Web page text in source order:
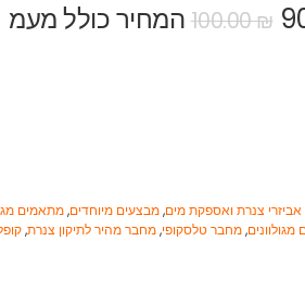
100.00₪ המחיר כולל מעמ
אביזרי צנרת ואספקת מים,מבצעים מיוחדים,מתאמים
מגולוונים,מחבר טלסקופי,מחבר מהיר לתיקון צנרת,